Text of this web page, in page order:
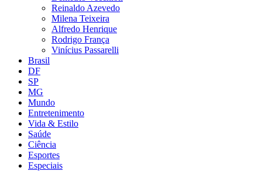
Reinaldo Azevedo
Milena Teixeira
Alfredo Henrique
Rodrigo França
Vinícius Passarelli
Brasil
DF
SP
MG
Mundo
Entretenimento
Vida & Estilo
Saúde
Ciência
Esportes
Especiais